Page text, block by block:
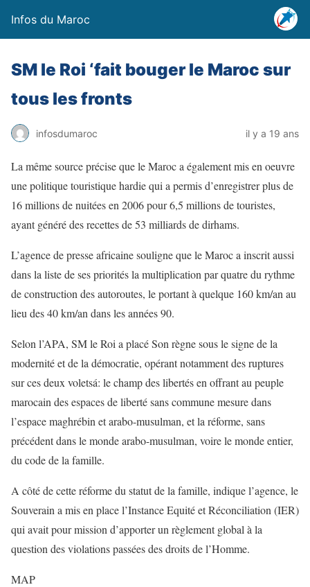
Infos du Maroc
SM le Roi ‘fait bouger le Maroc sur
tous les fronts
infosdumaroc il y a 19 ans
La même source précise que le Maroc a également mis en oeuvre
une politique touristique hardie qui a permis d’enregistrer plus de
16 millions de nuitées en 2006 pour 6,5 millions de touristes,
ayant généré des recettes de 53 milliards de dirhams.
L’agence de presse africaine souligne que le Maroc a inscrit aussi
dans la liste de ses priorités la multiplication par quatre du rythme
de construction des autoroutes, le portant à quelque 160 km/an au
lieu des 40 km/an dans les années 90.
Selon l’APA, SM le Roi a placé Son règne sous le signe de la
modernité et de la démocratie, opérant notamment des ruptures
sur ces deux voletsá: le champ des libertés en offrant au peuple
marocain des espaces de liberté sans commune mesure dans
l’espace maghrébin et arabo-musulman, et la réforme, sans
précédent dans le monde arabo-musulman, voire le monde entier,
du code de la famille.
A côté de cette réforme du statut de la famille, indique l’agence, le
Souverain a mis en place l’Instance Equité et Réconciliation (IER)
qui avait pour mission d’apporter un règlement global à la
question des violations passées des droits de l’Homme.
MAP